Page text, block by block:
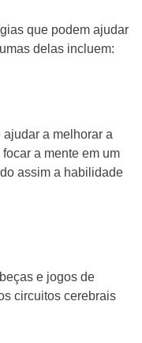
que podem ajudar
delas incluem:
a melhorar a
a mente em um
assim a habilidade
e jogos de
circuitos cerebrais